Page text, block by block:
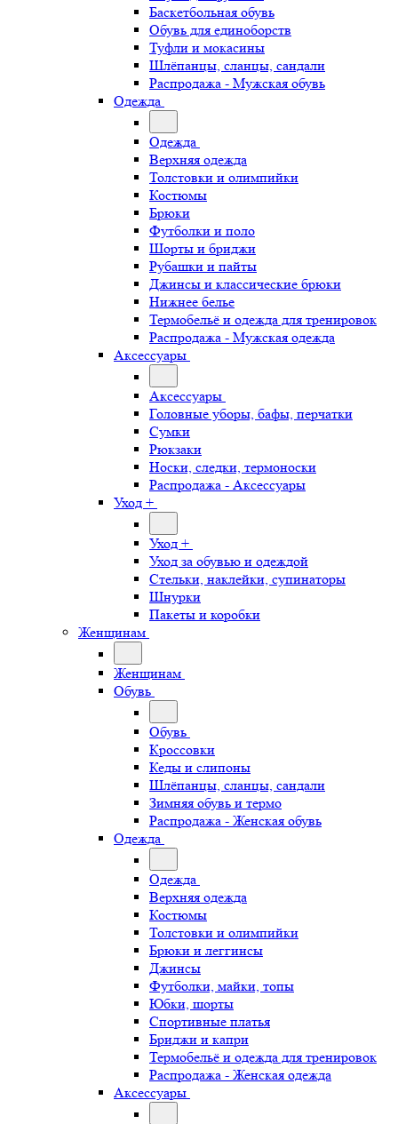
Баскетбольная обувь
Обувь для единоборств
Туфли и мокасины
Шлёпанцы, сланцы, сандали
Распродажа - Мужская обувь
Одежда
Одежда
Верхняя одежда
Толстовки и олимпийки
Костюмы
Брюки
Футболки и поло
Шорты и бриджи
Рубашки и пайты
Джинсы и классические брюки
Нижнее белье
Термобельё и одежда для тренировок
Распродажа - Мужская одежда
Аксессуары
Аксессуары
Головные уборы, бафы, перчатки
Сумки
Рюкзаки
Носки, следки, термоноски
Распродажа - Аксессуары
Уход +
Уход +
Уход за обувью и одеждой
Стельки, наклейки, супинаторы
Шнурки
Пакеты и коробки
Женщинам
Женщинам
Обувь
Обувь
Кроссовки
Кеды и слипоны
Шлёпанцы, сланцы, сандали
Зимняя обувь и термо
Распродажа - Женская обувь
Одежда
Одежда
Верхняя одежда
Костюмы
Толстовки и олимпийки
Брюки и леггинсы
Джинсы
Футболки, майки, топы
Юбки, шорты
Спортивные платья
Бриджи и капри
Термобельё и одежда для тренировок
Распродажа - Женская одежда
Аксессуары